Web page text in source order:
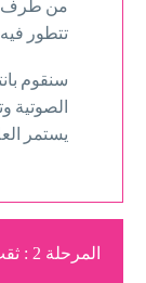
من طرف
تتطور
سنقوم
الصوتية
يستمر
المرحلة 2 : ثقب المبيض